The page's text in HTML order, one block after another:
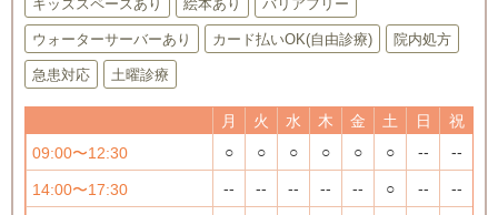
キッズスペースあり 絵本あり バリアフリー
ウォーターサーバーあり カード払いOK(自由診療) 院内処方
急患対応 土曜診療
月 火 水 木 金 土 日
祝
09:00〜12:30
○ ○ ○ ○ ○ ○ -- --
14:00〜17:30 -- -- -- -- -- ○ -- --